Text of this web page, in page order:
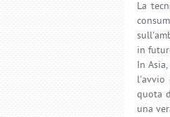
La
in
In
l'avvio
quota
una